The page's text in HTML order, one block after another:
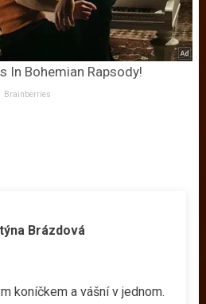
In Bohemian Rapsody!
Brainberries
Brázdová
koníčkem a vášní v jednom.